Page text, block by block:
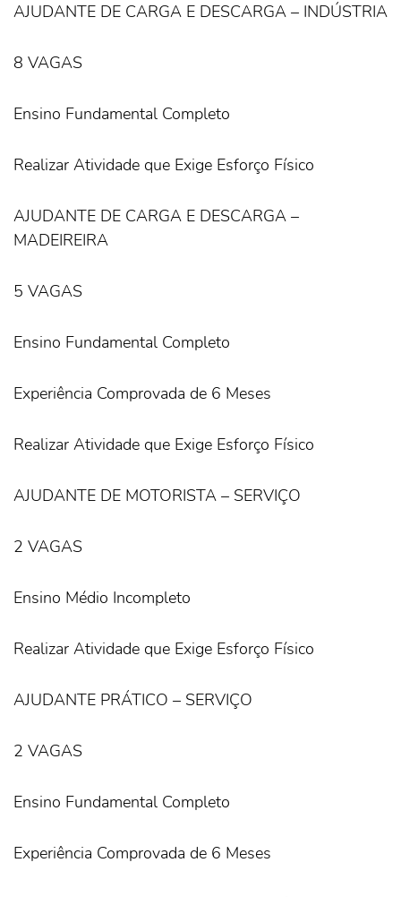
AJUDANTE DE CARGA E DESCARGA – INDÚSTRIA
8 VAGAS
Ensino Fundamental Completo
Realizar Atividade que Exige Esforço Físico
AJUDANTE DE CARGA E DESCARGA –
MADEIREIRA
5 VAGAS
Ensino Fundamental Completo
Experiência Comprovada de 6 Meses
Realizar Atividade que Exige Esforço Físico
AJUDANTE DE MOTORISTA – SERVIÇO
2 VAGAS
Ensino Médio Incompleto
Realizar Atividade que Exige Esforço Físico
AJUDANTE PRÁTICO – SERVIÇO
2 VAGAS
Ensino Fundamental Completo
Experiência Comprovada de 6 Meses